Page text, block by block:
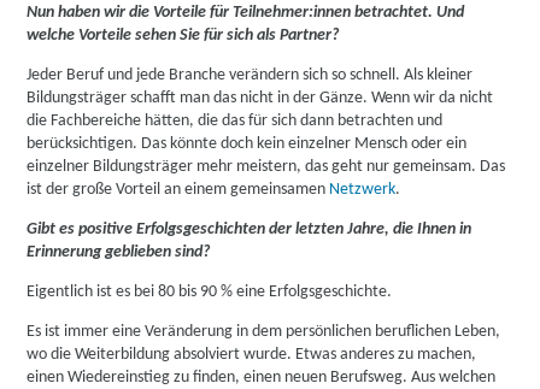
Nun haben wir die Vorteile für Teilnehmer:innen betrachtet. Und
welche Vorteile sehen Sie für sich als Partner?
Jeder Beruf und jede Branche verändern sich so schnell. Als kleiner
Bildungsträger schafft man das nicht in der Gänze. Wenn wir da nicht
die Fachbereiche hätten, die das für sich dann betrachten und
berücksichtigen. Das könnte doch kein einzelner Mensch oder ein
einzelner Bildungsträger mehr meistern, das geht nur gemeinsam. Das
ist der große Vorteil an einem gemeinsamen Netzwerk.
Gibt es positive Erfolgsgeschichten der letzten Jahre, die Ihnen in
Erinnerung geblieben sind?
Eigentlich ist es bei 80 bis 90 % eine Erfolgsgeschichte.
Es ist immer eine Veränderung in dem persönlichen beruflichen Leben,
wo die Weiterbildung absolviert wurde. Etwas anderes zu machen,
einen Wiedereinstieg zu finden, einen neuen Berufsweg. Aus welchen